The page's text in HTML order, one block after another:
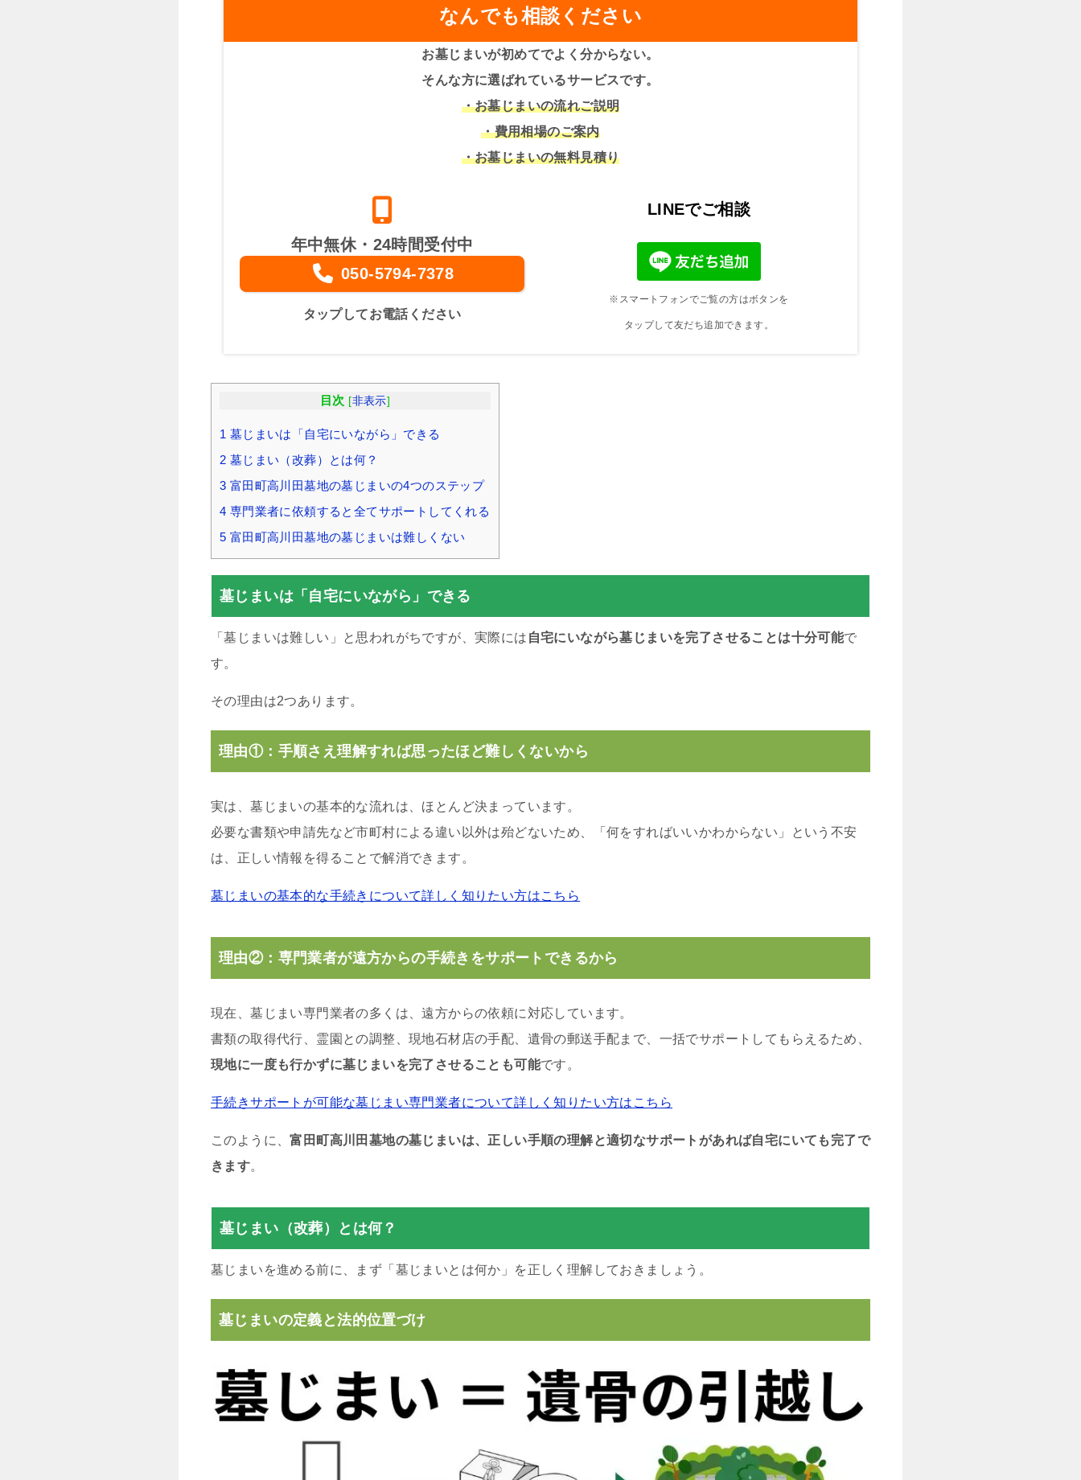
なんでも相談ください
お墓じまいが初めてでよく分からない。
そんな方に選ばれているサービスです。
・お墓じまいの流れご説明
・費用相場のご案内
・お墓じまいの無料見積り
年中無休・24時間受付中
050-5794-7378
タップしてお電話ください
LINEでご相談
※スマートフォンでご覧の方はボタンを
タップして友だち追加できます。
目次 [非表示]
1 墓じまいは「自宅にいながら」できる
2 墓じまい（改葬）とは何？
3 富田町高川田墓地の墓じまいの4つのステップ
4 専門業者に依頼すると全てサポートしてくれる
5 富田町高川田墓地の墓じまいは難しくない
墓じまいは「自宅にいながら」できる
「墓じまいは難しい」と思われがちですが、実際には 自宅にいながら墓じまいを完了させることは十分可能で
す。
その理由は2つあります。
理由①：手順さえ理解すれば思ったほど難しくないから
実は、墓じまいの基本的な流れは、ほとんど決まっています。
必要な書類や申請先など市町村による違い以外は殆どないため、「何をすればいいかわからない」という不安
は、正しい情報を得ることで解消できます。
墓じまいの基本的な手続きについて詳しく知りたい方はこちら
理由②：専門業者が遠方からの手続きをサポートできるから
現在、墓じまい専門業者の多くは、遠方からの依頼に対応しています。
書類の取得代行、霊園との調整、現地石材店の手配、遺骨の郵送手配まで、一括でサポートしてもらえるため、
現地に一度も行かずに墓じまいを完了させることも可能です。
手続きサポートが可能な墓じまい専門業者について詳しく知りたい方はこちら
このように、富田町高川田墓地の墓じまいは、正しい手順の理解と適切なサポートがあれば自宅にいても完了で
きます。
墓じまい（改葬）とは何？
墓じまいを進める前に、まず「墓じまいとは何か」を正しく理解しておきましょう。
墓じまいの定義と法的位置づけ